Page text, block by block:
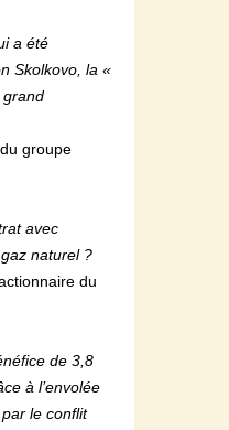
a été
Skolkovo, la «
grand
du groupe
avec
naturel ?
du
de 3,8
à l’envolée
le conflit